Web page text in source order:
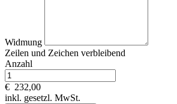
Widmung
Zeilen und Zeichen verbleibend
Anzahl
€ 232,00
inkl. gesetzl. MwSt.